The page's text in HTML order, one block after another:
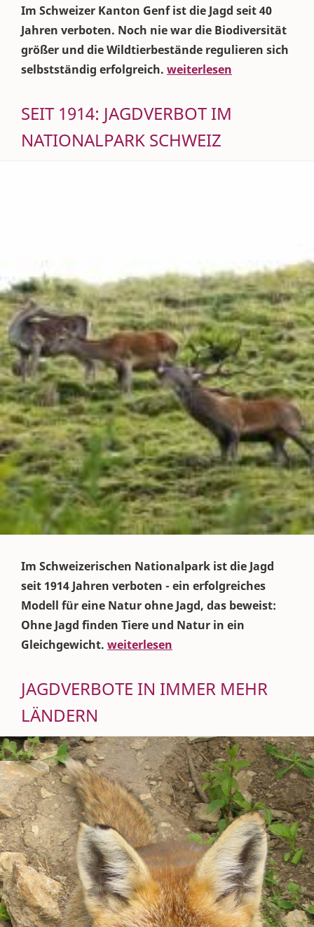
Im Schweizer Kanton Genf ist die Jagd seit 40
Jahren verboten. Noch nie war die Biodiversität
größer und die Wildtierbestände regulieren sich
selbstständig erfolgreich. weiterlesen
SEIT 1914: JAGDVERBOT IM
NATIONALPARK SCHWEIZ
Im Schweizerischen Nationalpark ist die Jagd
seit 1914 Jahren verboten - ein erfolgreiches
Modell für eine Natur ohne Jagd, das beweist:
Ohne Jagd finden Tiere und Natur in ein
Gleichgewicht. weiterlesen
JAGDVERBOTE IN IMMER MEHR
LÄNDERN